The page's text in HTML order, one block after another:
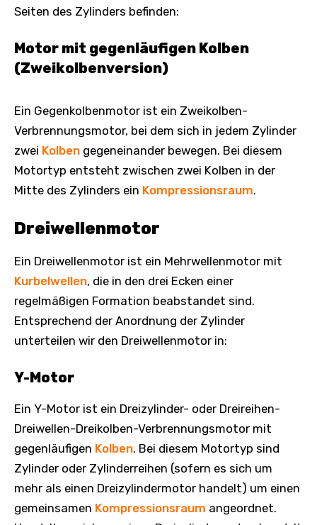
Seiten des Zylinders befinden:
Motor mit gegenläufigen Kolben
(Zweikolbenversion)
Ein Gegenkolbenmotor ist ein Zweikolben-
Verbrennungsmotor, bei dem sich in jedem Zylinder
zwei Kolben gegeneinander bewegen. Bei diesem
Motortyp entsteht zwischen zwei Kolben in der
Mitte des Zylinders ein Kompressionsraum.
Dreiwellenmotor
Ein Dreiwellenmotor ist ein Mehrwellenmotor mit
Kurbelwellen, die in den drei Ecken einer
regelmäßigen Formation beabstandet sind.
Entsprechend der Anordnung der Zylinder
unterteilen wir den Dreiwellenmotor in:
Y-Motor
Ein Y-Motor ist ein Dreizylinder- oder Dreireihen-
Dreiwellen-Dreikolben-Verbrennungsmotor mit
gegenläufigen Kolben. Bei diesem Motortyp sind
Zylinder oder Zylinderreihen (sofern es sich um
mehr als einen Dreizylindermotor handelt) um einen
gemeinsamen Kompressionsraum angeordnet.